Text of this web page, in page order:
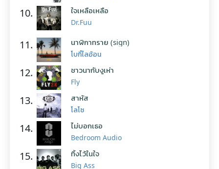
10. ใจเหลือเหลือ
Dr.Fuu
11. นาฬิกาทราย (sign)
โบกี้ไลอ้อน
12. ชาวนากับงูเห่า
Fly
13. สาหัส
โลโซ
14. ไม่บอกเธอ
Bedroom Audio
15. ทิ้งไว้ในใจ
Big Ass